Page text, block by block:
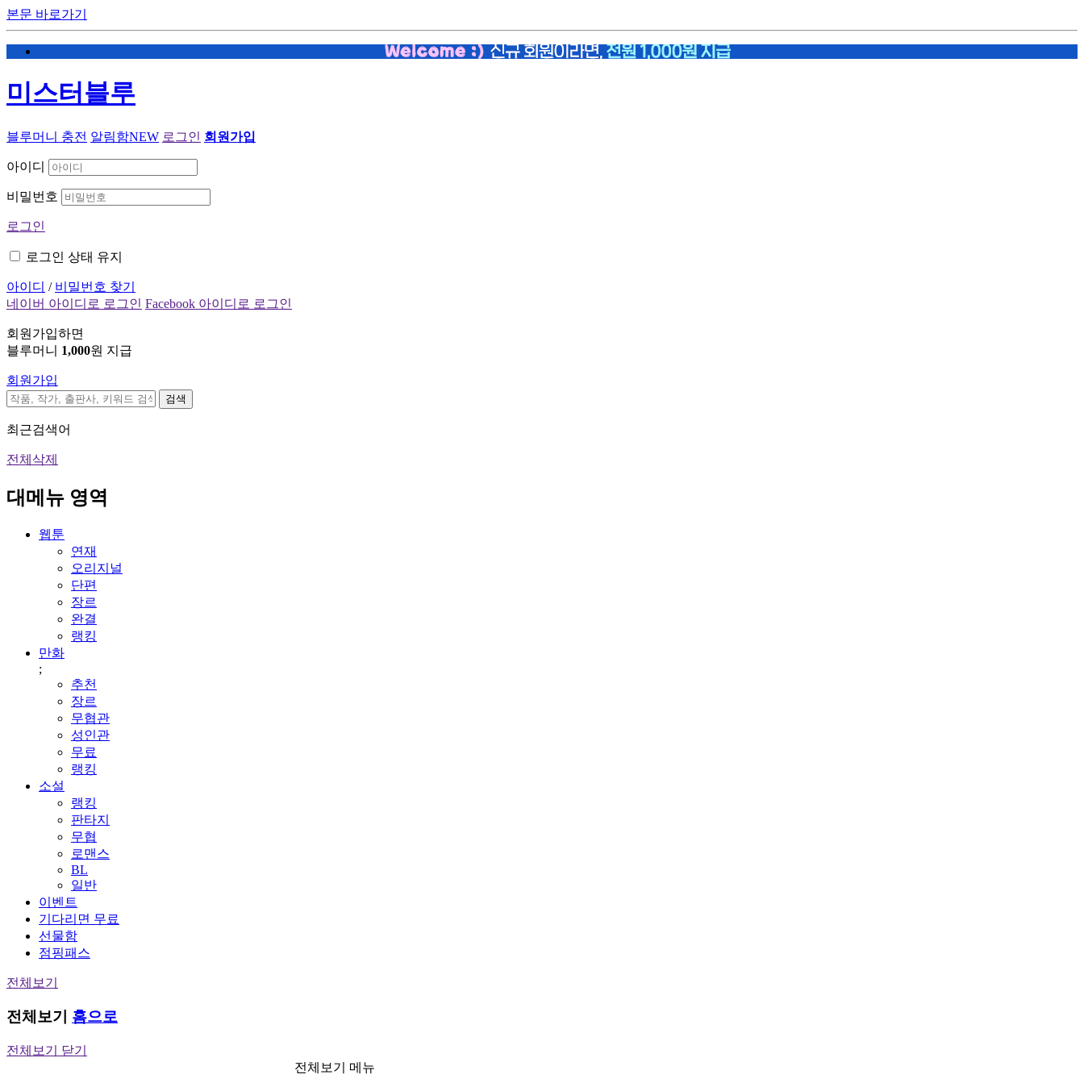
본문 바로가기
미스터블루
블루머니 충전 알림함NEW 로그인 회원가입
아이디
비밀번호
로그인
로그인 상태 유지
아이디 / 비밀번호 찾기
네이버 아이디로 로그인 Facebook 아이디로 로그인
회원가입하면
블루머니 1,000원 지급
회원가입
검색
최근검색어
전체삭제
대메뉴 영역
웹툰
연재
오리지널
단편
장르
완결
랭킹
만화
;
추천
장르
무협관
성인관
무료
랭킹
소설
랭킹
판타지
무협
로맨스
BL
일반
이벤트
기다리면 무료
선물함
점핑패스
전체보기
전체보기 홈으로
전체보기 닫기
전체보기 메뉴